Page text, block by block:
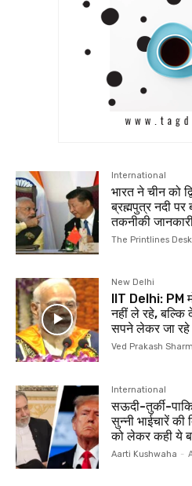
International
भारत ने चीन को
ब्रह्मपुत्र नदी पर
तकनीकी
The Printlines Desk
New Delhi
IIT Delhi: PM
नहीं ले रहे,
सपने लेकर जा रहे
Ved Prakash
International
सऊदी-तुर्की-
सुन्नी भाईचारें
को लेकर कही ये
Aarti Kushwaha -